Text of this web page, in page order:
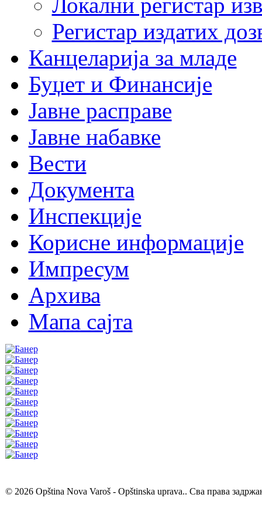
Регистар издатих
Канцеларија за младе
Буџет и Финансије
Јавне расправе
Јавне набавке
Вести
Документа
Инспекције
Корисне информације
Импресум
Архива
Мапа сајта
© 2026 Opština Nova Varoš - Opštinska uprava.. Сва права